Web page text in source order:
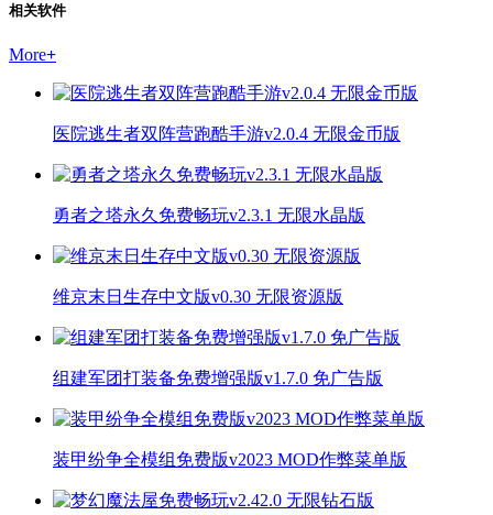
相关软件
More+
医院逃生者双阵营跑酷手游v2.0.4 无限金币版
勇者之塔永久免费畅玩v2.3.1 无限水晶版
维京末日生存中文版v0.30 无限资源版
组建军团打装备免费增强版v1.7.0 免广告版
装甲纷争全模组免费版v2023 MOD作弊菜单版